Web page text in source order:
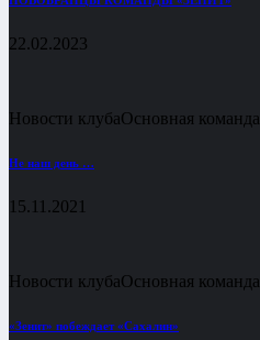
22.02.2023
Новости клубаОсновная команда
Не наш день …
15.11.2021
Новости клубаОсновная команда
«Зенит» побеждает «Сахалин»